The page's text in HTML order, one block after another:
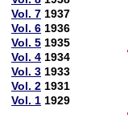
Vol. 7 1937
Vol. 6 1936
Vol. 5 1935
Vol. 4 1934
Vol. 3 1933
Vol. 2 1931
Vol. 1 1929